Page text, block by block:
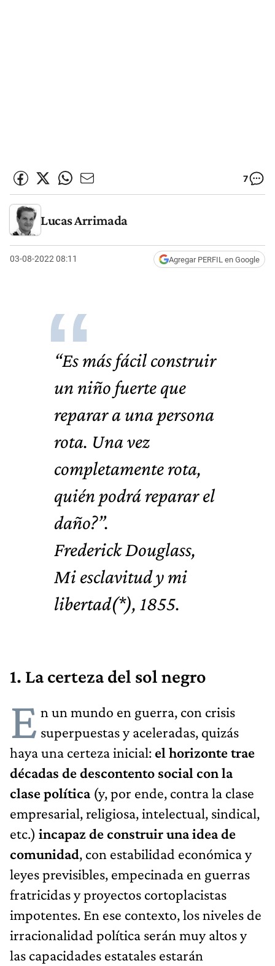
7
Lucas Arrimada
03-08-2022 08:11 Agregar PERFIL en Google
“Es más fácil construir
un niño fuerte que
reparar a una persona
rota. Una vez
completamente rota,
quién podrá reparar el
daño?”.
Frederick Douglass,
Mi esclavitud y mi
libertad(*), 1855.
1. La certeza del sol negro
E n un mundo en guerra, con crisis
superpuestas y aceleradas, quizás
haya una certeza inicial: el horizonte trae
décadas de descontento social con la
clase política(y, por ende, contra la clase
empresarial, religiosa, intelectual, sindical,
etc.) incapaz de construir una idea de
comunidad, con estabilidad económica y
leyes previsibles, empecinada en guerras
fratricidas y proyectos cortoplacistas
impotentes. En ese contexto, los niveles de
irracionalidad política serán muy altos y
las capacidades estatales estarán